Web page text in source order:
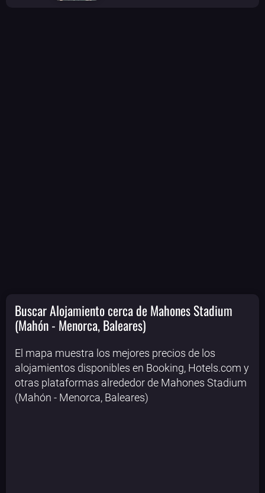
Buscar Alojamiento cerca de Mahones Stadium
(Mahón - Menorca, Baleares)
El mapa muestra los mejores precios de los
alojamientos disponibles en Booking, Hotels.com y
otras plataformas alrededor de Mahones Stadium
(Mahón - Menorca, Baleares)